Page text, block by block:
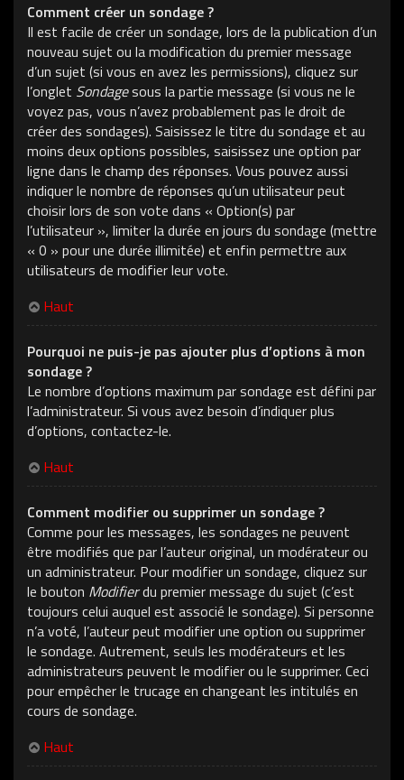
Comment créer un sondage ?
Il est facile de créer un sondage, lors de la publication d’un
nouveau sujet ou la modification du premier message
d’un sujet (si vous en avez les permissions), cliquez sur
l’onglet Sondagesous la partie message (si vous ne le
voyez pas, vous n’avez probablement pas le droit de
créer des sondages). Saisissez le titre du sondage et au
moins deux options possibles, saisissez une option par
ligne dans le champ des réponses. Vous pouvez aussi
indiquer le nombre de réponses qu’un utilisateur peut
choisir lors de son vote dans « Option(s) par
l’utilisateur », limiter la durée en jours du sondage (mettre
« 0 » pour une durée illimitée) et enfin permettre aux
utilisateurs de modifier leur vote.
Haut
Pourquoi ne puis-je pas ajouter plus d’options à mon
sondage ?
Le nombre d’options maximum par sondage est défini par
l’administrateur. Si vous avez besoin d’indiquer plus
d’options, contactez-le.
Haut
Comment modifier ou supprimer un sondage ?
Comme pour les messages, les sondages ne peuvent
être modifiés que par l’auteur original, un modérateur ou
un administrateur. Pour modifier un sondage, cliquez sur
le bouton Modifierdu premier message du sujet (c’est
toujours celui auquel est associé le sondage). Si personne
n’a voté, l’auteur peut modifier une option ou supprimer
le sondage. Autrement, seuls les modérateurs et les
administrateurs peuvent le modifier ou le supprimer. Ceci
pour empêcher le trucage en changeant les intitulés en
cours de sondage.
Haut